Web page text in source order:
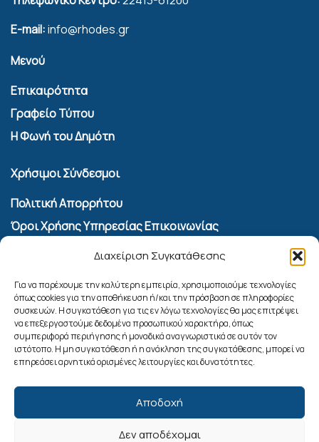
Διαχείριση Συγκατάθεσης
Για να παρέχουμε την καλύτερη εμπειρία, χρησιμοποιούμε τεχνολογίες
όπως cookies για την αποθήκευση ή/και την πρόσβαση σε πληροφορίες
συσκευών. Η συγκατάθεση για τις εν λόγω τεχνολογίες θα μας επιτρέψει
να επεξεργαστούμε δεδομένα προσωπικού χαρακτήρα, όπως
συμπεριφορά περιήγησης ή μοναδικά αναγνωριστικά σε αυτόν τον
ιστότοπο. Η μη συγκατάθεση ή η ανάκληση της συγκατάθεσης, μπορεί να
επηρεάσει αρνητικά ορισμένες λειτουργίες και δυνατότητες.
Αποδοχή
Δεν αποδέχομαι
E-mail:info@rhodes.gr
Μενού
Επικαιρότητα
Γραφείο Τύπου
Η Φωνή του Δημότη
Χρήσιμοι Σύνδεσμοι
Πολιτική Απορρήτου
Όροι Χρήσης Υπηρεσίας Επικοινωνίας
Πολιτική Cookies (ΕΕ)
Αναζήτηση